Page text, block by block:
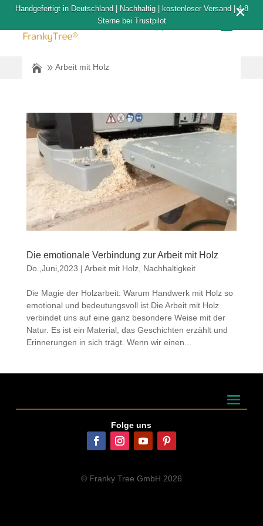
Handgefertigt in Deutschland | Nachhaltig | kostenloser Versand | 4,8
Sterne bei Trustpilot
×
Arbeit mit Holz
Die emotionale Verbindung zur Arbeit mit Holz
Do.,Juni,2023 | Arbeit mit Holz, Nachhaltigkeit
Die Magie der Holzarbeit: Warum Handwerk mit Holz so
emotional und bedeutungsvoll ist Die Arbeit mit Holz
verbindet uns auf eine ganz besondere Weise mit der
Natur. Es ist ein Material, das Geschichten erzählt und
Erinnerungen in sich trägt. Wenn wir einen...
Folge uns
© Franky Tree GmbH 2026